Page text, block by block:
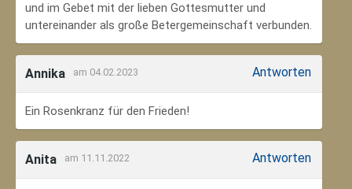
und im Gebet mit der lieben Gottesmutter und
untereinander als große Betergemeinschaft verbunden.
Annika am 04.02.2023 Antworten
Ein Rosenkranz für den Frieden!
Anita am 11.11.2022 Antworten